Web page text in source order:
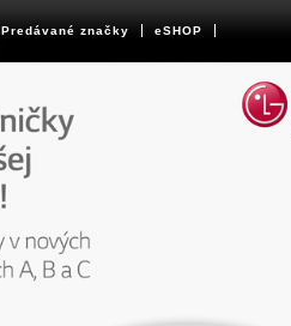
Predávané značky eSHOP